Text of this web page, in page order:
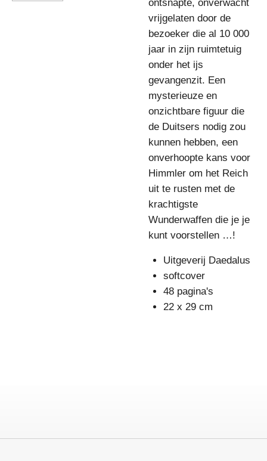
ontsnapte, onverwacht
vrijgelaten door de
bezoeker die al 10 000
jaar in zijn ruimtetuig
onder het ijs
gevangenzit. Een
mysterieuze en
onzichtbare figuur die
de Duitsers nodig zou
kunnen hebben, een
onverhoopte kans voor
Himmler om het Reich
uit te rusten met de
krachtigste
Wunderwaffen die je je
kunt voorstellen …!
Uitgeverij Daedalus
softcover
48 pagina's
22 x 29 cm